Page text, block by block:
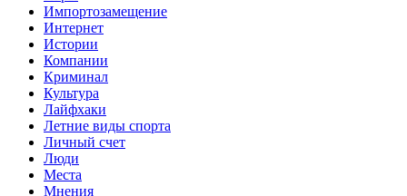
Импортозамещение
Интернет
Истории
Компании
Криминал
Культура
Лайфхаки
Летние виды спорта
Личный счет
Люди
Места
Мнения